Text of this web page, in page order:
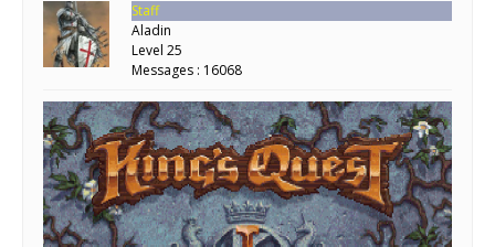
Staff
Aladin
Level 25
Messages : 16068